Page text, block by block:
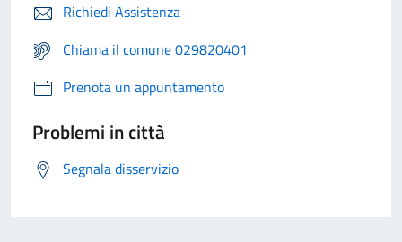
Richiedi Assistenza
Chiama il comune 029820401
Prenota un appuntamento
Problemi in città
Segnala disservizio